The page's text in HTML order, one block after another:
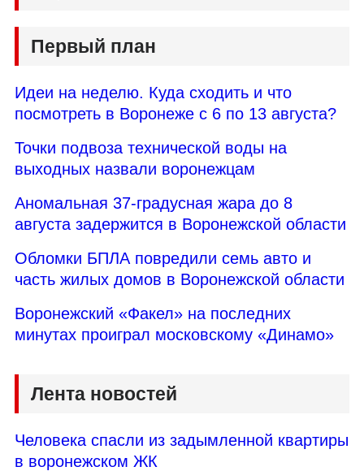
Первый план
Идеи на неделю. Куда сходить и что
посмотреть в Воронеже с 6 по 13 августа?
Точки подвоза технической воды на
выходных назвали воронежцам
Аномальная 37-градусная жара до 8
августа задержится в Воронежской области
Обломки БПЛА повредили семь авто и
часть жилых домов в Воронежской области
Воронежский «Факел» на последних
минутах проиграл московскому «Динамо»
Лента новостей
Человека спасли из задымленной квартиры
в воронежском ЖК